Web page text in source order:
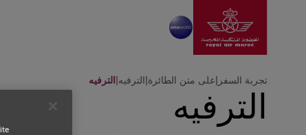
تخطي إلى المحتوى الرئيسي
انتقل إلى الصفحة
تجربة السفر على متن الطائرة الترفيه الترفيه
الترفيه